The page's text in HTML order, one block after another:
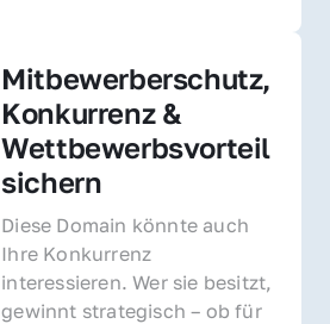
Mitbewerberschutz,
Konkurrenz &
Wettbewerbsvorteil
sichern
Diese Domain könnte auch
Ihre Konkurrenz
interessieren. Wer sie besitzt,
gewinnt strategisch – ob für